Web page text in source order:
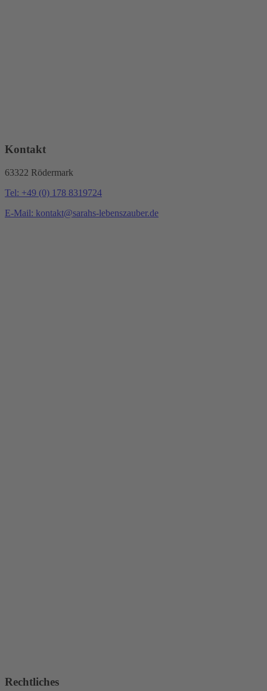
Kontakt
63322 Rödermark
Tel: +49 (0) 178 8319724
E-Mail: kontakt@sarahs-lebenszauber.de
Rechtliches